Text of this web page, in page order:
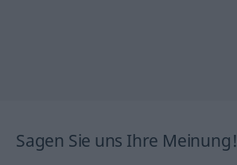
Sagen Sie uns Ihre Meinung!